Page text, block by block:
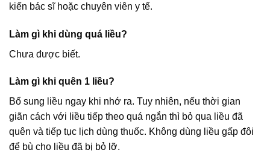
kiến bác sĩ hoặc chuyên viên y tế.
Làm gì khi dùng quá liều?
Chưa được biết.
Làm gì khi quên 1 liều?
Bổ sung liều ngay khi nhớ ra. Tuy nhiên, nếu thời gian
giãn cách với liều tiếp theo quá ngắn thì bỏ qua liều đã
quên và tiếp tục lịch dùng thuốc. Không dùng liều gấp đôi
để bù cho liều đã bị bỏ lỡ.